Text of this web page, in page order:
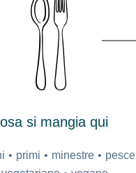
si mangia qui
primi minestre pesce